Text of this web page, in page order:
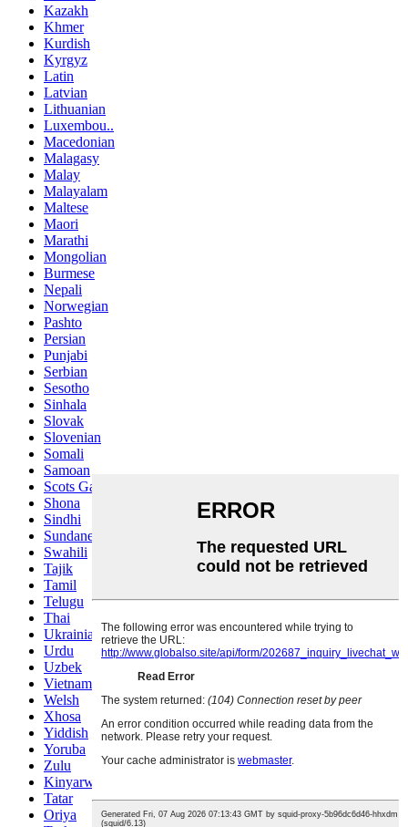
Kazakh
Khmer
Kurdish
Kyrgyz
Latin
Latvian
Lithuanian
Luxembou..
Macedonian
Malagasy
Malay
Malayalam
Maltese
Maori
Marathi
Mongolian
Burmese
Nepali
Norwegian
Pashto
Persian
Punjabi
Serbian
Sesotho
Sinhala
Slovak
Slovenian
Somali
Samoan
Scots Gaelic
Shona
Sindhi
Sundanese
Swahili
Tajik
Tamil
Telugu
Thai
Ukrainian
Urdu
Uzbek
Vietnamese
Welsh
Xhosa
Yiddish
Yoruba
Zulu
Kinyarwanda
Tatar
Oriya